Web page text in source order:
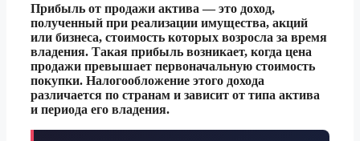
Прибыль от продажи актива — это доход,
полученный при реализации имущества, акций
или бизнеса, стоимость которых возросла за время
владения. Такая прибыль возникает, когда цена
продажи превышает первоначальную стоимость
покупки. Налогообложение этого дохода
различается по странам и зависит от типа актива
и периода его владения.